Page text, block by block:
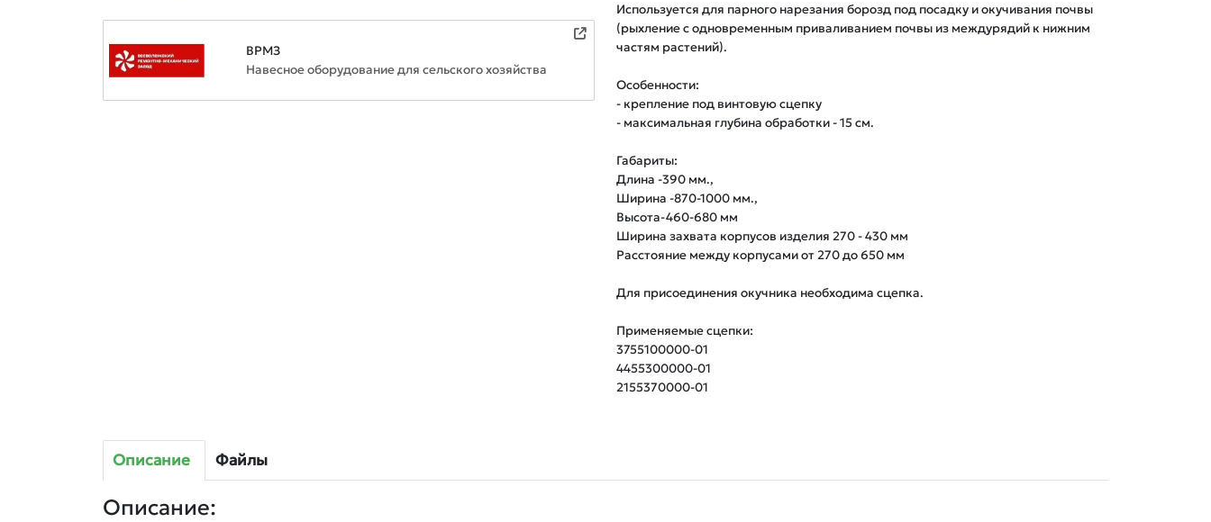
ВРМЗ
Навесное оборудование для сельского хозяйства
Используется для парного нарезания борозд под посадку и окучивания почвы
(рыхление с одновременным приваливанием почвы из междурядий к нижним
частям растений).
Особенности:
- крепление под винтовую сцепку
- максимальная глубина обработки - 15 см.
Габариты:
Длина -390 мм.,
Ширина -870-1000 мм.,
Высота-460-680 мм
Ширина захвата корпусов изделия 270 - 430 мм
Расстояние между корпусами от 270 до 650 мм
Для присоединения окучника необходима сцепка.
Применяемые сцепки:
3755100000-01
4455300000-01
2155370000-01
Описание Файлы
Описание: